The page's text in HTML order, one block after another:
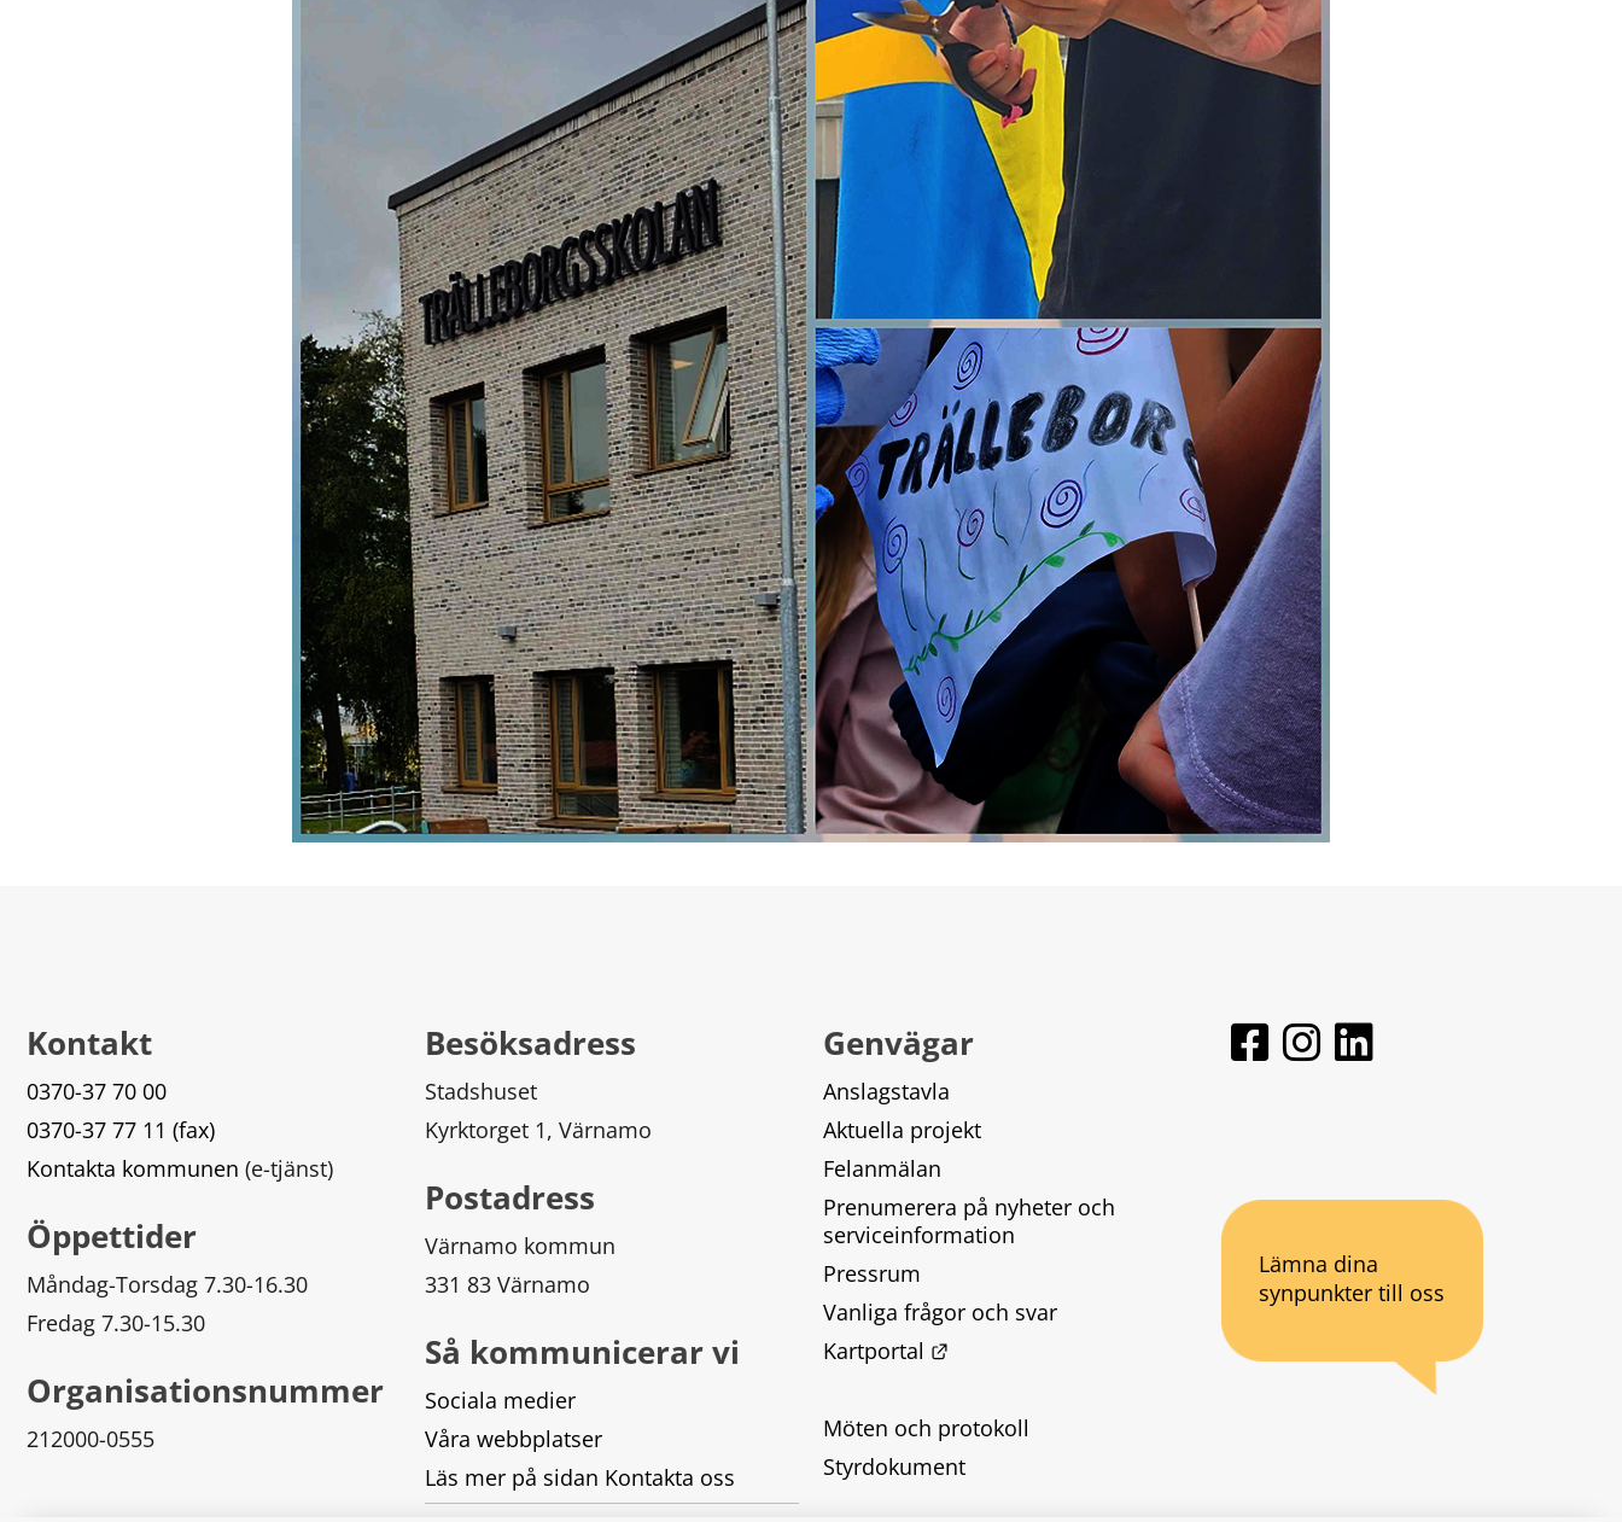
Kontakt
0370-37 70 00
0370-37 77 11 (fax)
Kontakta kommunen (e-tjänst)
Öppettider
Måndag-Torsdag 7.30-16.30
Fredag 7.30-15.30
Organisationsnummer
212000-0555
Besöksadress
Stadshuset
Kyrktorget 1, Värnamo
Postadress
Värnamo kommun
331 83 Värnamo
Så kommunicerar vi
Sociala medier
Våra webbplatser
Läs mer på sidan Kontakta oss
Genvägar
Anslagstavla
Aktuella projekt
Felanmälan
Prenumerera på nyheter och
serviceinformation
Pressrum
Vanliga frågor och svar
Kartportal
Möten och protokoll
Styrdokument
Lämna dina
synpunkter till oss